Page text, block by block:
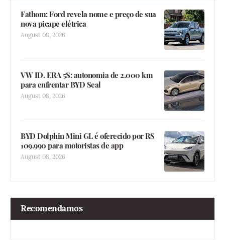
Fathom: Ford revela nome e preço de sua
nova picape elétrica
August 08, 2026
VW ID. ERA 5S: autonomia de 2.000 km
para enfrentar BYD Seal
August 08, 2026
BYD Dolphin Mini GL é oferecido por R$
109.990 para motoristas de app
August 08, 2026
Recomendamos